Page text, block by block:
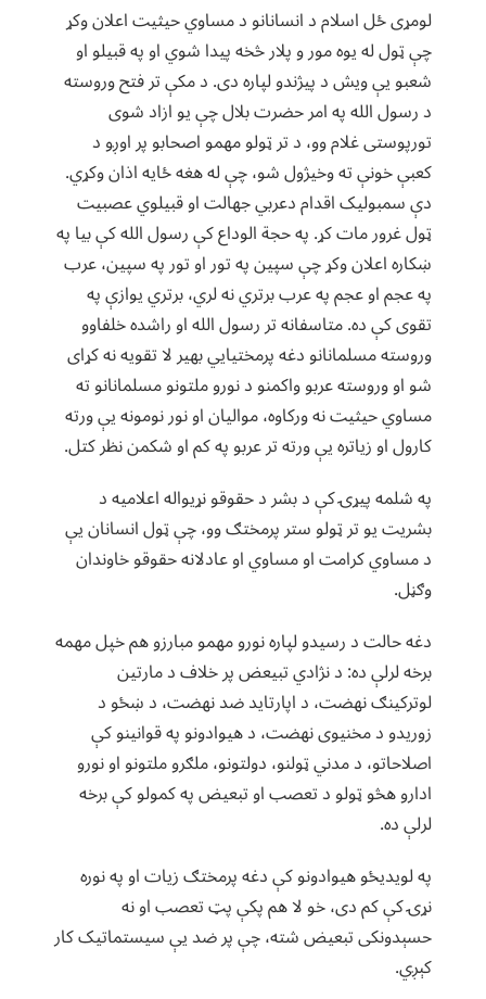
لومړی ځل اسلام د انسانانو د مساوي حیثیت اعلان وکړ
چې ټول له یوه مور و پلار څخه پیدا شوي او په قبیلو او
شعبو یې ویش د پیژندو لپاره دی. د مکې تر فتح وروسته
د رسول الله په امر حضرت بلال چې یو ازاد شوی
تورپوستی غلام وو، د تر ټولو مهمو اصحابو پر اوږو د
کعبې خونې ته وخیژول شو، چې له هغه ځایه اذان وکړي.
دې سمبولیک اقدام دعربي جهالت او قبیلوي عصبیت
ټول غرور مات کړ. په حجة الوداع کې رسول الله کې بیا په
ښکاره اعلان وکړ چې سپین په تور او تور په سپین، عرب
په عجم او عجم په عرب برتري نه لري، برتري یوازې په
تقوی کې ده. متاسفانه تر رسول الله او راشده خلفاوو
وروسته مسلمانانو دغه پرمختیایي بهیر لا تقویه نه کړای
شو او وروسته عربو واکمنو د نورو ملتونو مسلمانانو ته
مساوي حیثیت نه ورکاوه، موالیان او نور نومونه یې ورته
کارول او زیاتره یې ورته تر عربو په کم او شکمن نظر کتل.
په شلمه پیړۍ کې د بشر د حقوقو نړیواله اعلامیه د
بشریت یو تر ټولو ستر پرمختګ وو، چې ټول انسانان یې
د مساوي کرامت او مساوي او عادلانه حقوقو خاوندان
وګڼل.
دغه حالت د رسیدو لپاره نورو مهمو مبارزو هم خپل مهمه
برخه لرلې ده: د نژادي تبیعض پر خلاف د مارتین
لوترکینګ نهضت، د اپارتاید ضد نهضت، د ښځو د
زوریدو د مخنیوی نهضت، د هیوادونو په قوانینو کې
اصلاحاتو، د مدني ټولنو، دولتونو، ملګرو ملتونو او نورو
ادارو هڅو ټولو د تعصب او تبعیض په کمولو کې برخه
لرلې ده.
په لویدیځو هیوادونو کې دغه پرمختګ زیات او په نوره
نړۍ کې کم دی، خو لا هم پکې پټ تعصب او نه
حسېدونکی تبعیض شته، چې پر ضد یې سیستماتیک کار
کېږي.